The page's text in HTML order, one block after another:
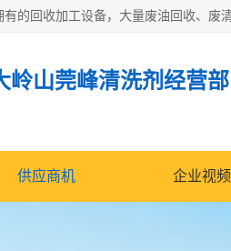
岭山莞峰清洗剂经营部
供应商机 企业视频